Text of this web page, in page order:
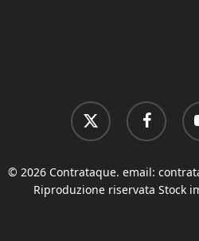
x-
twitter
facebook
© 2026 Contrataque. email:
Riproduzione riservata Stock